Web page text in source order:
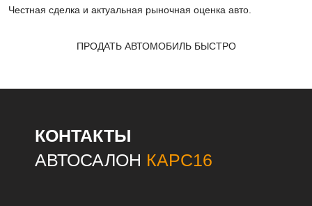
Честная сделка и актуальная рыночная оценка авто.
ПРОДАТЬ АВТОМОБИЛЬ БЫСТРО
КОНТАКТЫ
АВТОСАЛОН КАРС16